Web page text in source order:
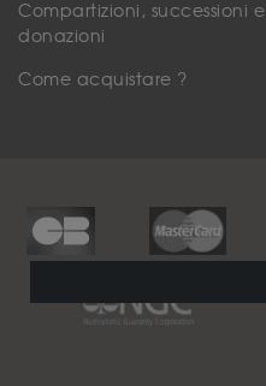
Compartizioni, successioni e
donazioni
Come acquistare ?